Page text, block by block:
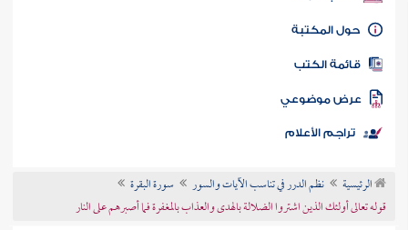
كتاب الأمة
المكتبة
الكتب
موضوعي
تراجم الأعلام
الرئيسية نظم الدرر في تناسب الآيات والسور
سورة البقرة
قوله تعالى أولئك الذين اشتروا الضلالة بالهدى والعذاب بالمغفرة فما أصبرهم على النار